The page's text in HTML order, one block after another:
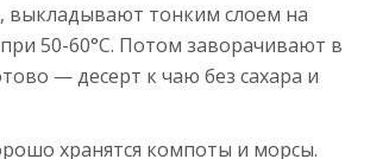
выкладывают тонким слоем на
50-60°С. Потом заворачивают в
— десерт к чаю без сахара и
хранятся компоты и морсы.